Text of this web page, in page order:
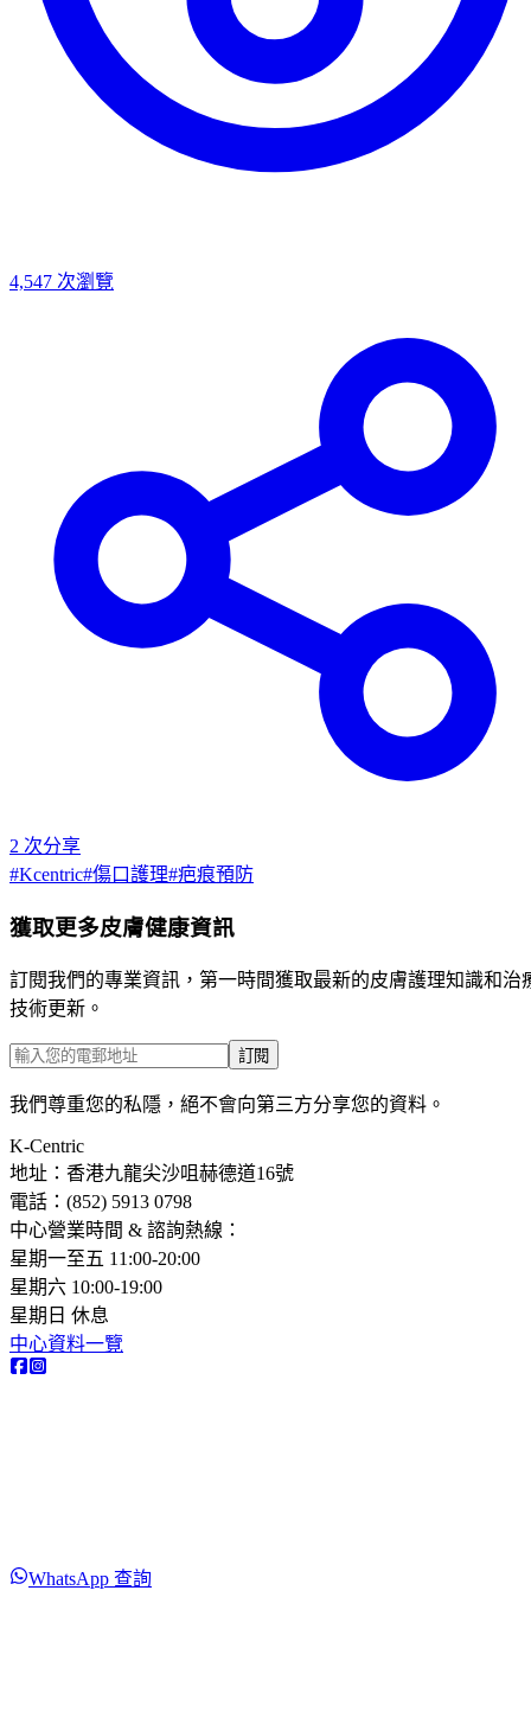
4,547 次瀏覽
2 次分享
#Kcentric#傷口護理#疤痕預防
獲取更多皮膚健康資訊
訂閱我們的專業資訊，第一時間獲取最新的皮膚護理知識和治
技術更新。
訂閱
我們尊重您的私隱，絕不會向第三方分享您的資料。
K-Centric
地址：香港九龍尖沙咀赫德道16號
電話：(852) 5913 0798​
中心營業時間 & 諮詢熱線：
星期一至五 11:00-20:00
星期六 10:00-19:00
星期日 休息
中心資料一覽
WhatsApp 查詢